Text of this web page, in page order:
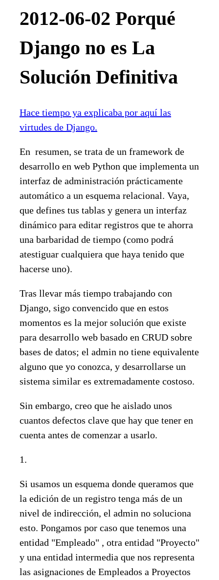
2012-06-02 Porqué
Django no es La
Solución Definitiva
Hace tiempo ya explicaba por aquí las
virtudes de Django.
En resumen, se trata de un framework de
desarrollo en web Python que implementa un
interfaz de administración prácticamente
automático a un esquema relacional. Vaya,
que defines tus tablas y genera un interfaz
dinámico para editar registros que te ahorra
una barbaridad de tiempo (como podrá
atestiguar cualquiera que haya tenido que
hacerse uno).
Tras llevar más tiempo trabajando con
Django, sigo convencido que en estos
momentos es la mejor solución que existe
para desarrollo web basado en CRUD sobre
bases de datos; el admin no tiene equivalente
alguno que yo conozca, y desarrollarse un
sistema similar es extremadamente costoso.
Sin embargo, creo que he aislado unos
cuantos defectos clave que hay que tener en
cuenta antes de comenzar a usarlo.
1.
Si usamos un esquema donde queramos que
la edición de un registro tenga más de un
nivel de indirección, el admin no soluciona
esto. Pongamos por caso que tenemos una
entidad "Empleado" , otra entidad "Proyecto"
y una entidad intermedia que nos representa
las asignaciones de Empleados a Proyectos